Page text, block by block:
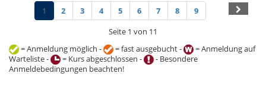
1 2 3 4 5 6 7 8
9
Seite 1 von 11
= Anmeldung möglich -
= fast ausgebucht -
= Anmeldung auf
Warteliste -
= Kurs abgeschlossen -
- Besondere
Anmeldebedingungen beachten!